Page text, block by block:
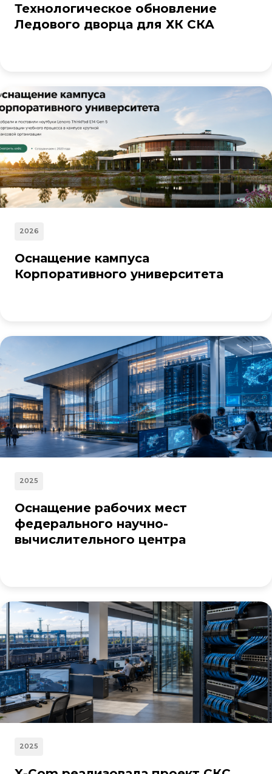
Технологическое обновление
Ледового дворца для ХК СКА
2026
Оснащение кампуса
Корпоративного университета
2025
Оснащение рабочих мест
федерального научно-
вычислительного центра
2025